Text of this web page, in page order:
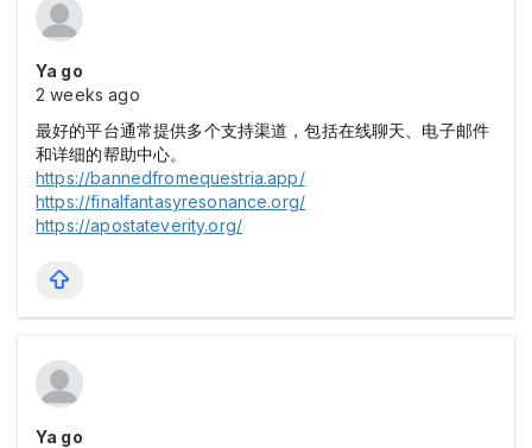
Ya go
2 weeks ago
最好的平台通常提供多个支持渠道，包括在线聊天、电子邮件
和详细的帮助中心。
https://bannedfromequestria.app/
https://finalfantasyresonance.org/
https://apostateverity.org/
Ya go